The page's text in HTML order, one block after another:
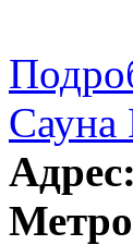
Адрес: